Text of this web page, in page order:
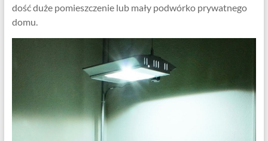
dość duże pomieszczenie lub mały podwórko prywatnego
domu.